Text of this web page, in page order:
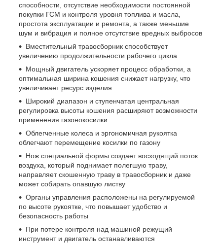
способности, отсутствие необходимости постоянной
покупки ГСМ и контроля уровня топлива и масла,
простота эксплуатации и ремонта, а также меньшие
шум и вибрация и полное отсутствие вредных выбросов
Вместительный травосборник способствует
увеличению продолжительности рабочего цикла
Мощный двигатель ускоряет процесс обработки, а
оптимальная ширина кошения снижает нагрузку, что
увеличивает ресурс изделия
Широкий диапазон и ступенчатая центральная
регулировка высоты кошения расширяют возможности
применения газонокосилки
Облегченные колеса и эргономичная рукоятка
облегчают перемещение косилки по газону
Нож специальной формы создает восходящий поток
воздуха, который поднимает полегшую траву,
направляет скошенную траву в травосборник и даже
может собирать опавшую листву
Органы управления расположены на регулируемой
по высоте рукоятке, что повышает удобство и
безопасность работы
При потере контроля над машиной режущий
инструмент и двигатель останавливаются